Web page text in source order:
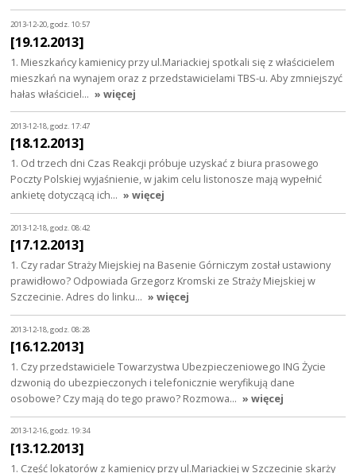
2013-12-20, godz. 10:57
[19.12.2013]
1. Mieszkańcy kamienicy przy ul.Mariackiej spotkali się z właścicielem
mieszkań na wynajem oraz z przedstawicielami TBS-u. Aby zmniejszyć
hałas właściciel… » więcej
2013-12-18, godz. 17:47
[18.12.2013]
1. Od trzech dni Czas Reakcji próbuje uzyskać z biura prasowego
Poczty Polskiej wyjaśnienie, w jakim celu listonosze mają wypełnić
ankietę dotyczącą ich… » więcej
2013-12-18, godz. 08:42
[17.12.2013]
1. Czy radar Straży Miejskiej na Basenie Górniczym został ustawiony
prawidłowo? Odpowiada Grzegorz Kromski ze Straży Miejskiej w
Szczecinie. Adres do linku… » więcej
2013-12-18, godz. 08:28
[16.12.2013]
1. Czy przedstawiciele Towarzystwa Ubezpieczeniowego ING Życie
dzwonią do ubezpieczonych i telefonicznie weryfikują dane
osobowe? Czy mają do tego prawo? Rozmowa… » więcej
2013-12-16, godz. 19:34
[13.12.2013]
1. Część lokatorów z kamienicy przy ul.Mariackiej w Szczecinie skarży